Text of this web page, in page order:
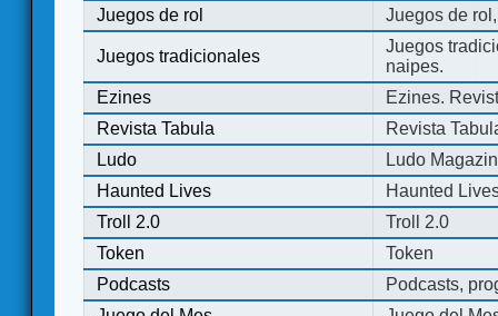
Juegos de rol
Juegos de
Juegos tradicionales
Juegos
naipes.
Ezines
Ezines.
Revista Tabula
Revista
Ludo
Ludo
Haunted Lives
Haunted
Troll 2.0
Troll 2.0
Token
Token
Podcasts
Podcasts,